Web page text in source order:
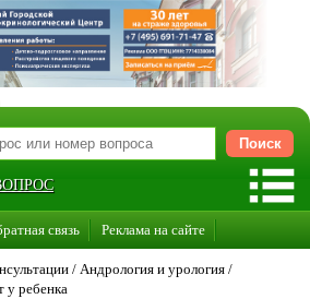
связь Реклама на сайте
сайта / Андрология и урология /
у ребенка